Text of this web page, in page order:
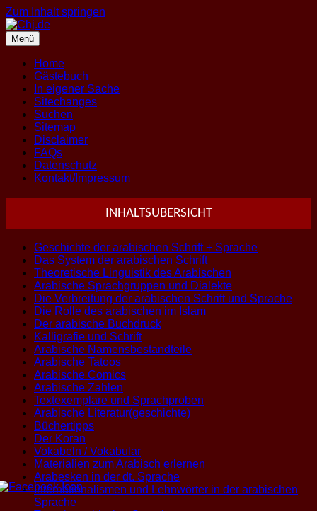
Zum Inhalt springen
Menü
Home
Gästebuch
In eigener Sache
Sitechanges
Suchen
Sitemap
Disclaimer
FAQs
Datenschutz
Kontakt/Impressum
INHALTSUBERSICHT
Geschichte der arabischen Schrift + Sprache
Das System der arabischen Schrift
Theoretische Linguistik des Arabischen
Arabische Sprachgruppen und Dialekte
Die Verbreitung der arabischen Schrift und Sprache
Die Rolle des arabischen im Islam
Der arabische Buchdruck
Kalligrafie und Schrift
Arabische Namensbestandteile
Arabische Tatoos
Arabische Comics
Arabische Zahlen
Textexemplare und Sprachproben
Arabische Literatur(geschichte)
Büchertipps
Der Koran
Vokabeln / Vokabular
Materialien zum Arabisch erlernen
Arabesken in der dt. Sprache
Internationalismen und Lehnwörter in der arabischen
Sprache